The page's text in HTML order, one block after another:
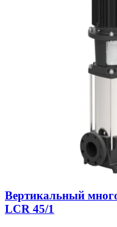
Вертикальный
LCR 45/1